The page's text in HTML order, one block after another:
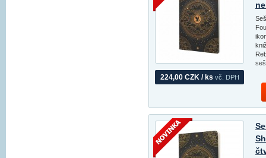
224,00 CZK / ks vč. DPH